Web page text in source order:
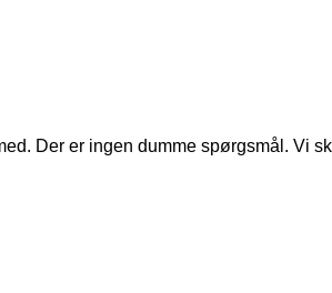
Der er ingen dumme spørgsmål. Vi